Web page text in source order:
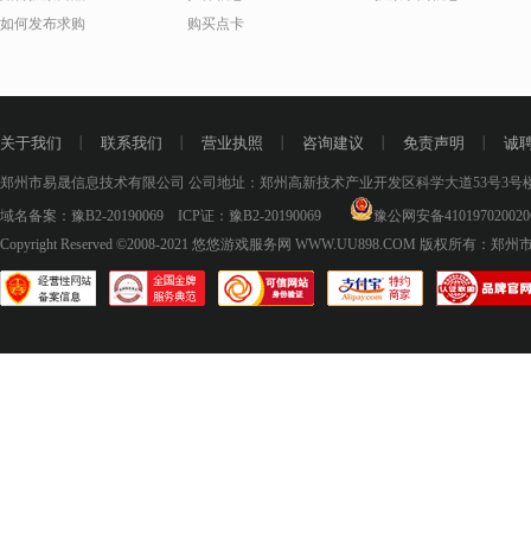
如何发布求购
购买点卡
关于我们 联系我们 营业执照 咨询建议 免责声明 诚
郑州市易晟信息技术有限公司 公司地址：郑州高新技术产业开发区科学大道53号3号
域名备案： 豫B2-20190069 ICP证： 豫B2-20190069
豫公网安备
Copyright Reserved ©2008-2021 悠悠游戏服务网 WWW.UU898.COM 版权所有：郑州